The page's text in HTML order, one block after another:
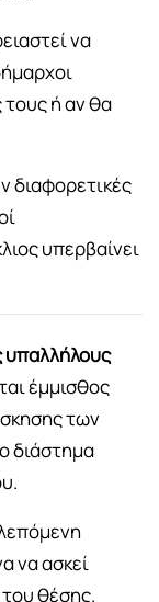
να
τους ή αν θα
διαφορετικές
υπερβαίνει
υπαλλήλους
έμμισθος
των
διάστημα
να ασκεί
θέσης.